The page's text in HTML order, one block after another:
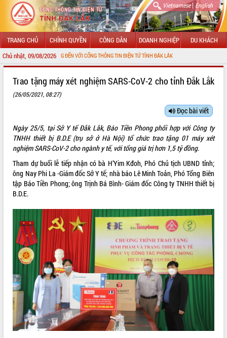
Vietnamese| English
TRANG CHỦ CHÍNH QUYỀN CÔNG DÂN DOANH NGHIỆP DU KHÁCH
Chủ nhật, 09/08/2026
ĐẾN VỚI CỔNG THÔNG TIN ĐIỆN TỬ TỈNH ĐẮK LẮK
LÃNH ĐẠO UBND TỈNH
SỞ, BAN, NGÀNH
THÔNG TIN CHỈ ĐẠO ĐIỀU HÀNH
HỆ THỐNG VĂN BẢN
VĂN BẢN HĐND TỈNH
ĐIỂM TIN VĂN BẢN
QUY HOẠCH - KẾ HOẠCH
Trao tặng máy xét nghiệm SARS-CoV-2 cho tỉnh Đắk Lắk
(26/05/2021, 08:27)
Đọc bài viết
Ngày 25/5, tại Sở Y tế Đắk Lắk, Báo Tiền Phong phối hợp với Công ty
TNHH thiết bị B.D.E (trụ sở ở Hà Nội) tổ chức trao tặng 01 máy xét
nghiệm SARS-CoV-2 cho ngành y tế, với tổng giá trị hơn 1,5 tỷ đồng.
Tham dự buổi lễ tiếp nhận có bà H’Yim Kđoh, Phó Chủ tịch UBND tỉnh;
ông Nay Phi La -Giám đốc Sở Y tế; nhà báo Lê Minh Toản, Phó Tổng Biên
tập Báo Tiền Phong; ông Trịnh Bá Bình- Giám đốc Công ty TNHH thiết bị
B.D.E.